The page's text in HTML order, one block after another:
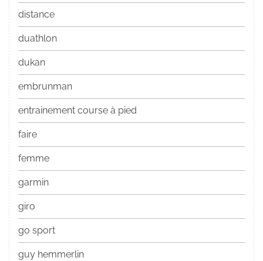
distance
duathlon
dukan
embrunman
entrainement course à pied
faire
femme
garmin
giro
go sport
guy hemmerlin